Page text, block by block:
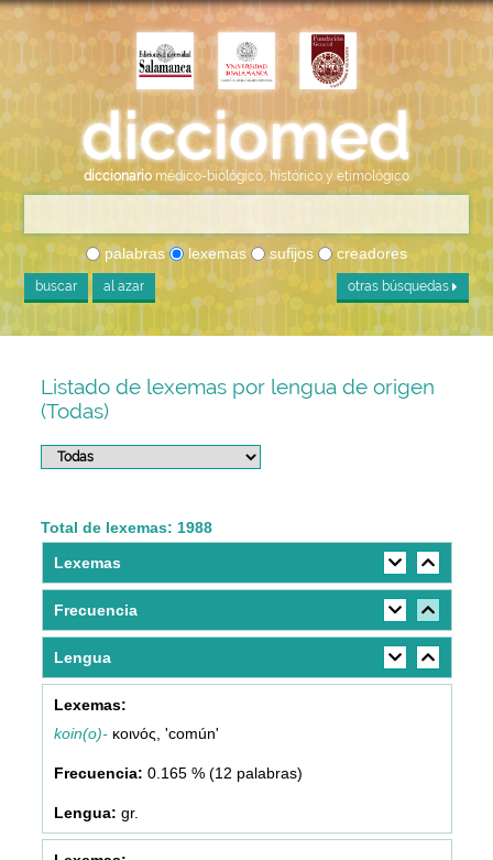
diccionario médico-biológico, histórico y etimológico
palabras lexemas sufijos creadores
buscar al azar otras búsquedas
Listado de lexemas por lengua de origen
(Todas)
Total de lexemas: 1988
Lexemas
Frecuencia
Lengua
koin(o)-κοινός, 'común'
0.165 % (12 palabras)
gr.